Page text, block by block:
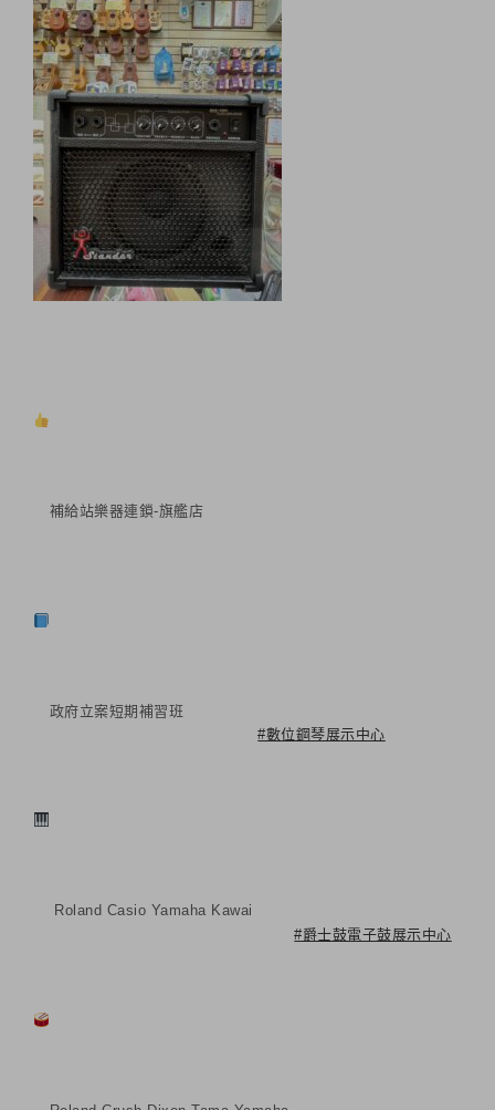
補給站樂器連鎖-旗艦店
政府立案短期補習班
Roland Casio Yamaha Kawai
#數位鋼琴展示中心
#爵士鼓電子鼓展示中心